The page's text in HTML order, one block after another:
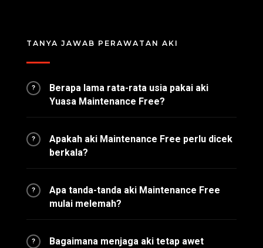
TANYA JAWAB PERAWATAN AKI
?
Berapa lama rata-rata usia pakai aki
Yuasa Maintenance Free?
?
Apakah aki Maintenance Free perlu dicek
berkala?
?
Apa tanda-tanda aki Maintenance Free
mulai melemah?
?
Bagaimana menjaga aki tetap awet